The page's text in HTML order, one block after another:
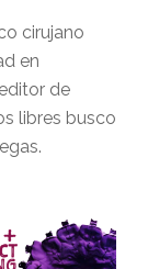
cirujano
en
de
libres busco